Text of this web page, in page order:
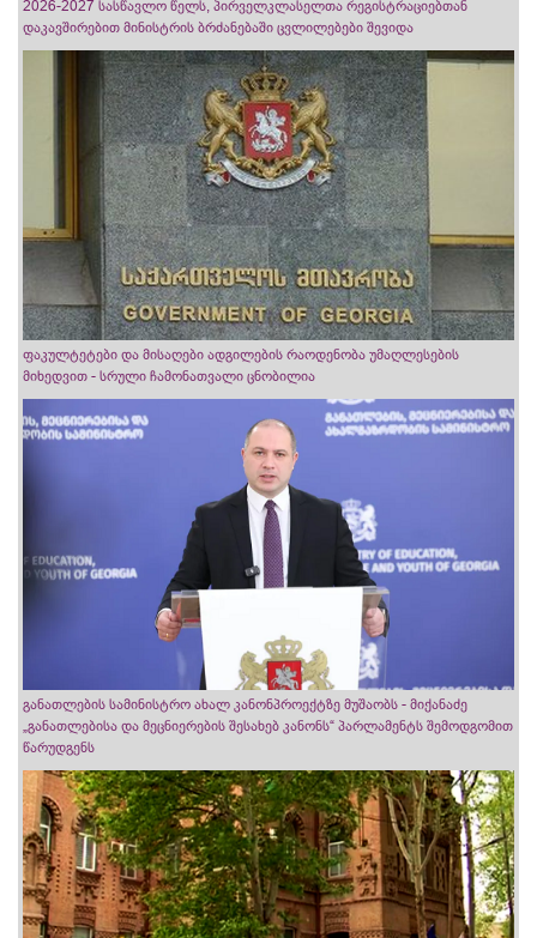
2026-2027 სასწავლო წელს, პირველკლასელთა რეგისტრაციებთან
დაკავშირებით მინისტრის ბრძანებაში ცვლილებები შევიდა
ფაკულტეტები და მისაღები ადგილების რაოდენობა უმაღლესების
მიხედვით - სრული ჩამონათვალი ცნობილია
განათლების სამინისტრო ახალ კანონპროექტზე მუშაობს - მიქანაძე
„განათლებისა და მეცნიერების შესახებ კანონს“ პარლამენტს შემოდგომით
წარუდგენს